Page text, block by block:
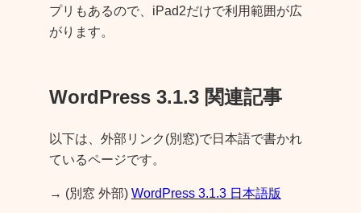
プリもあるので、iPad2だけで利用範囲が広
がります。
WordPress 3.1.3 関連記事
以下は、外部リンク(別窓)で日本語で書かれ
ているページです。
→ (別窓 外部) WordPress 3.1.3 日本語版